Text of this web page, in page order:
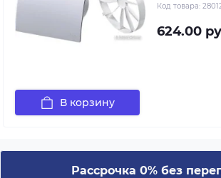
Код товара:
624.00
В корзину
Рассрочка 0% без